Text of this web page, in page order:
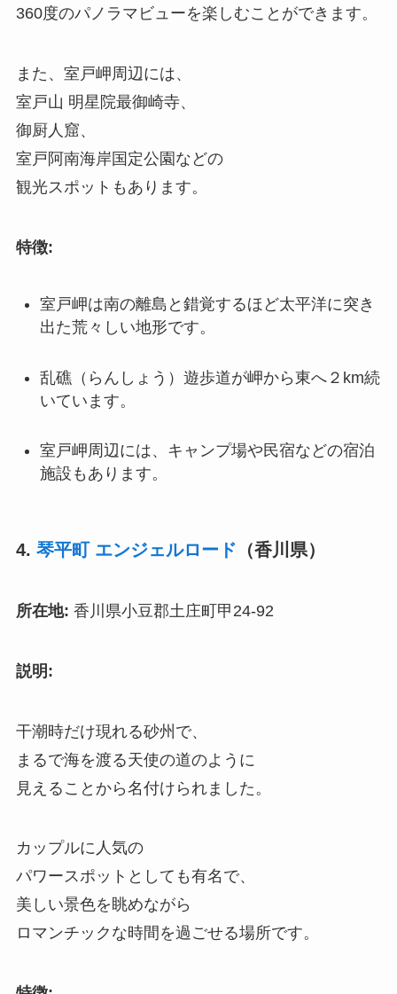
360度のパノラマビューを楽しむことができます。
また、室戸岬周辺には、
室戸山 明星院最御崎寺、
御厨人窟、
室戸阿南海岸国定公園などの
観光スポットもあります。
特徴:
室戸岬は南の離島と錯覚するほど太平洋に突き
出た荒々しい地形です。
乱礁（らんしょう）遊歩道が岬から東へ２km続
いています。
室戸岬周辺には、キャンプ場や民宿などの宿泊
施設もあります。
4. 琴平町 エンジェルロード （香川県）
所在地: 香川県小豆郡土庄町甲24-92
説明:
干潮時だけ現れる砂州で、
まるで海を渡る天使の道のように
見えることから名付けられました。
カップルに人気の
パワースポットとしても有名で、
美しい景色を眺めながら
ロマンチックな時間を過ごせる場所です。